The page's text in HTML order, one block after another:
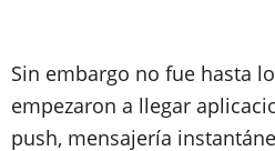
Sin embargo no fue hasta
empezaron a llegar
push, mensajería